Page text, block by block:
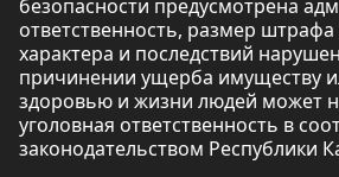
безопасности предусмотрена
ответственность, размер штрафа
характера и последствий
причинении ущерба имуществу
здоровью и жизни людей может
уголовная ответственность в
законодательством Республики